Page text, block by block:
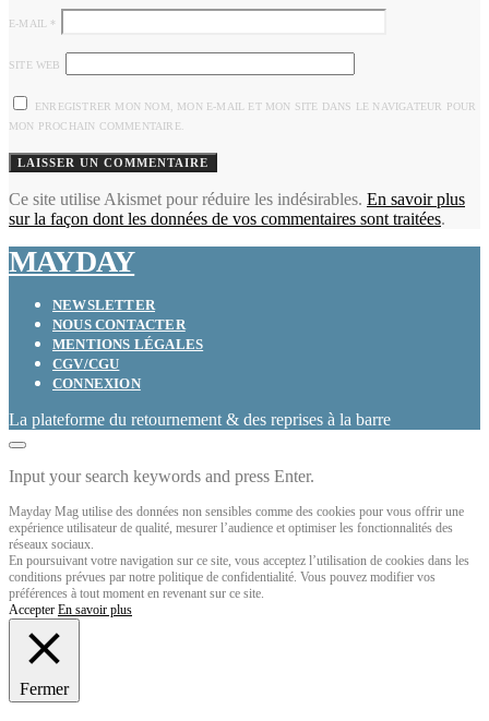
E-MAIL *
SITE WEB
ENREGISTRER MON NOM, MON E-MAIL ET MON SITE DANS LE NAVIGATEUR POUR
MON PROCHAIN COMMENTAIRE.
Ce site utilise Akismet pour réduire les indésirables. En savoir plus
sur la façon dont les données de vos commentaires sont traitées.
MAYDAY
NEWSLETTER
NOUS CONTACTER
MENTIONS LÉGALES
CGV/CGU
CONNEXION
La plateforme du retournement & des reprises à la barre
Input your search keywords and press Enter.
Mayday Mag utilise des données non sensibles comme des cookies pour vous offrir une
expérience utilisateur de qualité, mesurer l’audience et optimiser les fonctionnalités des
réseaux sociaux.
En poursuivant votre navigation sur ce site, vous acceptez l’utilisation de cookies dans les
conditions prévues par notre politique de confidentialité. Vous pouvez modifier vos
préférences à tout moment en revenant sur ce site.
Accepter En savoir plus
Fermer